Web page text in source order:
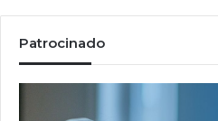
Patrocinado